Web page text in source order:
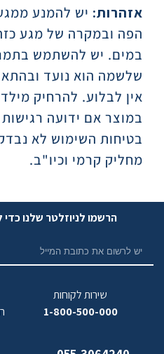
אזהרות: יש להמנע
הפה ובמקרה של מגע
במים. יש להשתמש
שלשמה הוא נועד
אין לבלוע. להרחיק
במוצר אם ידועה
בטיחות השימוש לא
מחליק קרמי וכיו"ב.
הרשמו לניוזלטר שלנו
שירות לקוחות
1-800-500-000